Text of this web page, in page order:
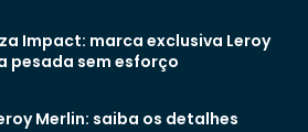
Impact: marca exclusiva Leroy
pesada sem esforço
Merlin: saiba os detalhes